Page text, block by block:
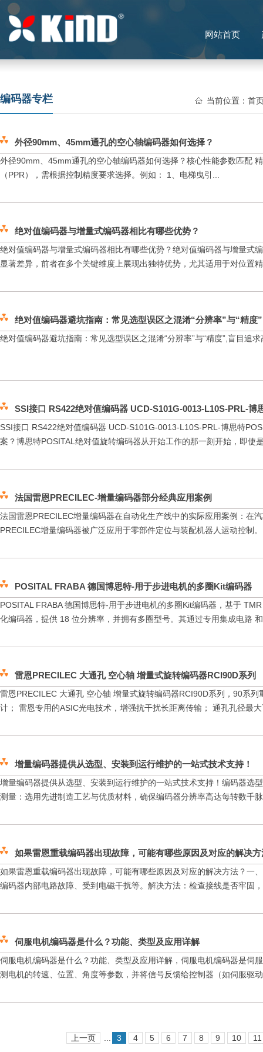
网站首页
编码器专栏 当前位置： 首
外径90mm、45mm通孔的空心轴编码器如何选择？
外径90mm、45mm通孔的空心轴编码器如何选择？核心性能参数匹配
（PPR），需根据控制精度要求选择。例如： 1、电梯曳引...
绝对值编码器与增量式编码器相比有哪些优势？
绝对值编码器与增量式编码器相比有哪些优势？绝对值编码器与增量式
显著差异，前者在多个关键维度上展现出独特优势，尤其适用于对位置
绝对值编码器避坑指南：常见选型误区之混淆“分辨率”与“精度
率
绝对值编码器避坑指南：常见选型误区之混淆“分辨率”与“精度”,盲目追
SSI接口 RS422绝对值编码器 UCD-S101G-0013-L10S-PRL-博
SSI接口 RS422绝对值编码器 UCD-S101G-0013-L10S-PRL-博思特
案？博思特POSITAL绝对值旋转编码器从开始工作的那一刻开始，即使
法国雷恩PRECILEC-增量编码器部分经典应用案例
法国雷恩PRECILEC增量编码器在自动化生产线中的实际应用案例：在
PRECILEC增量编码器被广泛应用于零部件定位与装配机器人运动控制
POSITAL FRABA 德国博思特-用于步进电机的多圈Kit编码器
POSITAL FRABA 德国博思特-用于步进电机的多圈Kit编码器，基于
化编码器，提供 18 位分辨率，并拥有多圈型号。其通过专用集成电路
雷恩PRECILEC 大通孔 空心轴 增量式旋转编码器RCI90D系列
雷恩PRECILEC 大通孔 空心轴 增量式旋转编码器RCI90D系列，90系
计； 雷恩专用的ASIC光电技术，增强抗干扰长距离传输； 通孔孔径最
增量编码器提供从选型、安装到运行维护的一站式技术支持！
增量编码器提供从选型、安装到运行维护的一站式技术支持！编码器选
测量：选用先进制造工艺与优质材料，确保编码器分辨率高达每转数千
如果雷恩重载编码器出现故障，可能有哪些原因及对应的解决
如果雷恩重载编码器出现故障，可能有哪些原因及对应的解决方法？一
编码器内部电路故障、受到电磁干扰等。解决方法：检查接线是否牢固
伺服电机编码器是什么？功能、类型及应用详解
伺服电机编码器是什么？功能、类型及应用详解，伺服电机编码器是伺
测电机的转速、位置、角度等参数，并将信号反馈给控制器（如伺服驱
上一页 3 4 5 6 7 8 9 10 11